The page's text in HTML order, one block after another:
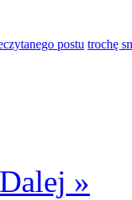
trochę
Dalej »